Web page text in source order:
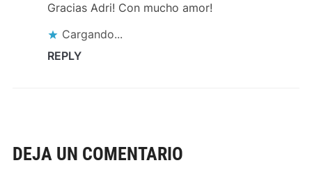
Gracias Adri! Con mucho amor!
Cargando...
REPLY
DEJA UN COMENTARIO